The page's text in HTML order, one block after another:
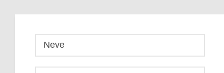
Neve